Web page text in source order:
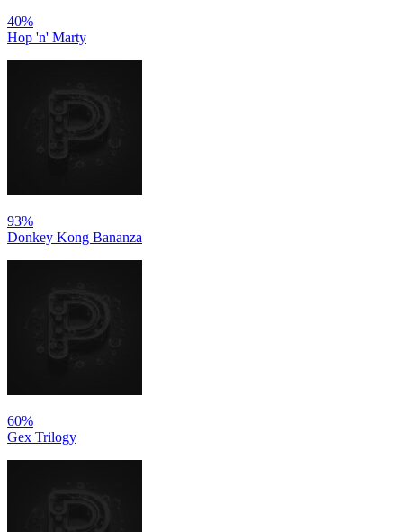
40%
Hop 'n' Marty
93%
Donkey Kong Bananza
60%
Gex Trilogy